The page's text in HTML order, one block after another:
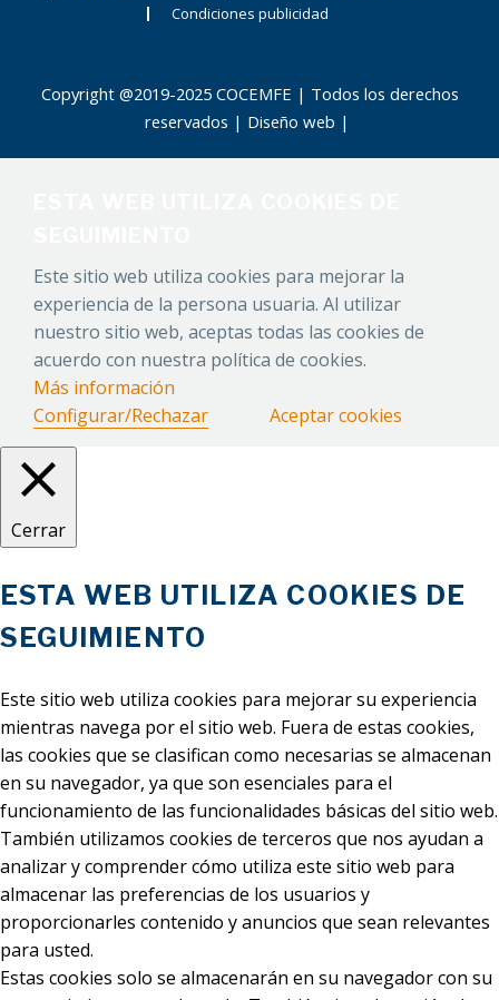
Condiciones publicidad
Copyright @2019-2025 COCEMFE | Todos los derechos
reservados | Diseño web |
Este sitio web utiliza cookies para mejorar la
experiencia de la persona usuaria. Al utilizar
nuestro sitio web, aceptas todas las cookies de
acuerdo con nuestra política de cookies.
Más información
Configurar/Rechazar
Aceptar cookies
Cerrar
ESTA WEB UTILIZA COOKIES DE
SEGUIMIENTO
Este sitio web utiliza cookies para mejorar su experiencia
mientras navega por el sitio web. Fuera de estas cookies,
las cookies que se clasifican como necesarias se almacenan
en su navegador, ya que son esenciales para el
funcionamiento de las funcionalidades básicas del sitio web.
También utilizamos cookies de terceros que nos ayudan a
analizar y comprender cómo utiliza este sitio web para
almacenar las preferencias de los usuarios y
proporcionarles contenido y anuncios que sean relevantes
para usted.
Estas cookies solo se almacenarán en su navegador con su